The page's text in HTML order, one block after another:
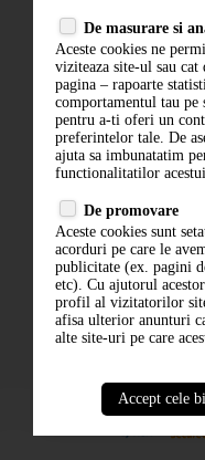
Politica de
ANPC
ABONARE LA
De masurare si
Aceste cookies ne
viziteaza site-ul sau cat
pagina – rapoarte
comportamentul tau pe
pentru a-ti oferi un
preferintelor tale. De
ajuta sa imbunatatim
functionalitatilor
De promovare
Aceste cookies sunt
acorduri pe care le
publicitate (ex. pagini
etc). Cu ajutorul
profil al vizitatorilor
afisa ulterior anunturi
alte site-uri pe care
Accept cele